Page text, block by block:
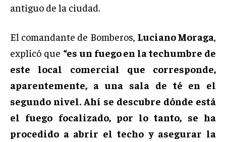
antiguo de la ciudad.
El comandante de Bomberos, Luciano Moraga
explicó que “es un fuego en la techumbre de
este local comercial que corresponde,
aparentemente, a una sala de té en el
segundo nivel. Ahí se descubre dónde está
el fuego focalizado, por lo tanto, se ha
procedido a abrir el techo y asegurar la